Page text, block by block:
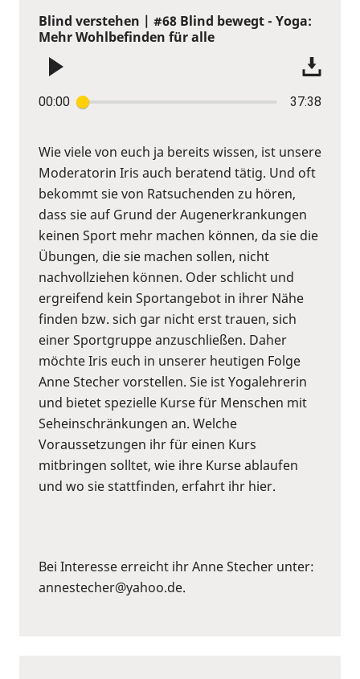
Blind verstehen | #68 Blind bewegt - Yoga:
Mehr Wohlbefinden für alle
00:00 37:38
Wie viele von euch ja bereits wissen, ist unsere
Moderatorin Iris auch beratend tätig. Und oft
bekommt sie von Ratsuchenden zu hören,
dass sie auf Grund der Augenerkrankungen
keinen Sport mehr machen können, da sie die
Übungen, die sie machen sollen, nicht
nachvollziehen können. Oder schlicht und
ergreifend kein Sportangebot in ihrer Nähe
finden bzw. sich gar nicht erst trauen, sich
einer Sportgruppe anzuschließen. Daher
möchte Iris euch in unserer heutigen Folge
Anne Stecher vorstellen. Sie ist Yogalehrerin
und bietet spezielle Kurse für Menschen mit
Seheinschränkungen an. Welche
Voraussetzungen ihr für einen Kurs
mitbringen solltet, wie ihre Kurse ablaufen
und wo sie stattfinden, erfahrt ihr hier.
Bei Interesse erreicht ihr Anne Stecher unter:
annestecher@yahoo.de.